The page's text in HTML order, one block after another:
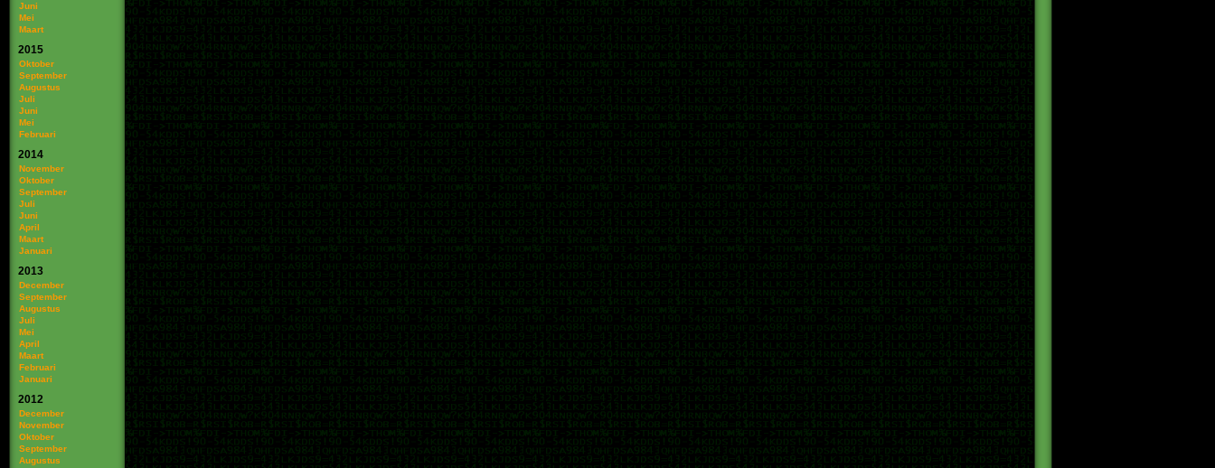
Juni
Mei
Maart
2015
Oktober
September
Augustus
Juli
Juni
Mei
Februari
2014
November
Oktober
September
Juli
Juni
April
Maart
Januari
2013
December
September
Augustus
Juli
Mei
April
Maart
Februari
Januari
2012
December
November
Oktober
September
Augustus